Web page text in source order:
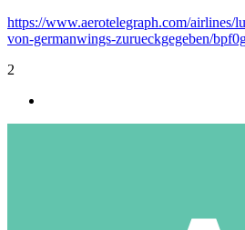
https://www.aerotelegraph.com/airlines/
von-germanwings-zurueckgegeben/
2